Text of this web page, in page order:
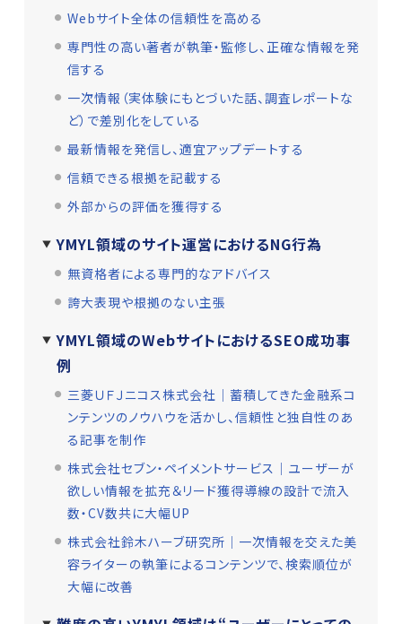
Webサイト全体の信頼性を高める
専門性の高い著者が執筆・監修し、正確な情報を発
信する
一次情報（実体験にもとづいた話、調査レポートな
ど）で差別化をしている
最新情報を発信し、適宜アップデートする
信頼できる根拠を記載する
外部からの評価を獲得する
YMYL領域のサイト運営におけるNG行為
無資格者による専門的なアドバイス
誇大表現や根拠のない主張
YMYL領域のWebサイトにおけるSEO成功事
例
三菱ＵＦＪニコス株式会社│蓄積してきた金融系コ
ンテンツのノウハウを活かし、信頼性と独自性のあ
る記事を制作
株式会社セブン・ペイメントサービス│ユーザーが
欲しい情報を拡充＆リード獲得導線の設計で流入
数・CV数共に大幅UP
株式会社鈴木ハーブ研究所│一次情報を交えた美
容ライターの執筆によるコンテンツで、検索順位が
大幅に改善